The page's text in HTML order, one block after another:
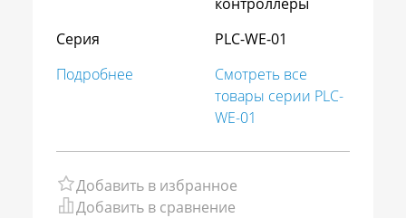
Серия
PLC-WE-01
Подробнее
Смотреть все
товары серии PLC-
WE-01
Добавить в избранное
Добавить в сравнение